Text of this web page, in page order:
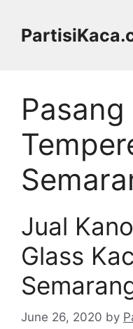
content
Jual
Glass
June 26, 2020 by